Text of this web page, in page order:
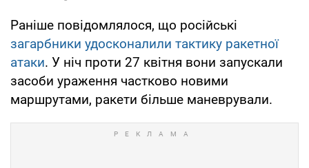
Раніше повідомлялося, що російські
загарбники удосконалили тактику ракетної
атаки. У ніч проти 27 квітня вони запускали
засоби ураження частково новими
маршрутами, ракети більше маневрували.